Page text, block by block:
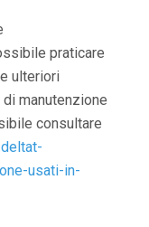
praticare
ulteriori
manutenzione
consultare
usati-in-